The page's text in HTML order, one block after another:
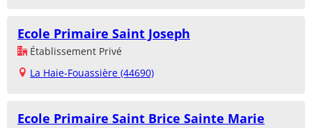
Ecole Primaire Saint Joseph
Établissement Privé
La Haie-Fouassière (44690)
Ecole Primaire Saint Brice Sainte Marie